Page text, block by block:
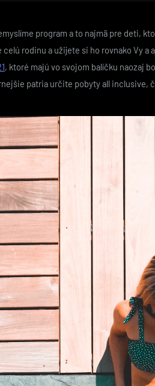
program a to najmä pre deti,
rodinu a užijete si ho rovnako Vy a
, ktoré majú vo svojom balíčku naozaj
patria určite pobyty all